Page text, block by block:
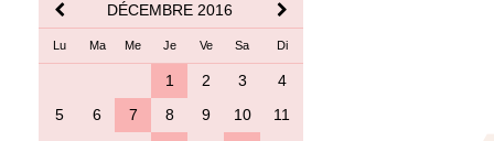
DÉCEMBRE 2016
Lu Ma Me Je Ve Sa Di
1 2 3
4
5
6 7 8 9 10
11